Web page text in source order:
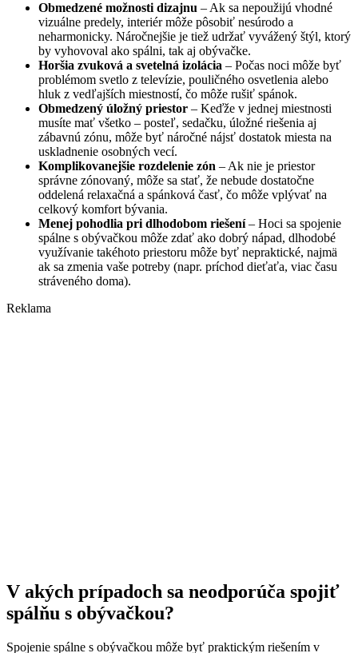
Obmedzené možnosti dizajnu – Ak sa nepoužijú vhodné
vizuálne predely, interiér môže pôsobiť nesúrodo a
neharmonicky. Náročnejšie je tiež udržať vyvážený štýl, ktorý
by vyhovoval ako spálni, tak aj obývačke.
Horšia zvuková a svetelná izolácia – Počas noci môže byť
problémom svetlo z televízie, pouličného osvetlenia alebo
hluk z vedľajších miestností, čo môže rušiť spánok.
Obmedzený úložný priestor – Keďže v jednej miestnosti
musíte mať všetko – posteľ, sedačku, úložné riešenia aj
zábavnú zónu, môže byť náročné nájsť dostatok miesta na
uskladnenie osobných vecí.
Komplikovanejšie rozdelenie zón – Ak nie je priestor
správne zónovaný, môže sa stať, že nebude dostatočne
oddelená relaxačná a spánková časť, čo môže vplývať na
celkový komfort bývania.
Menej pohodlia pri dlhodobom riešení– Hoci sa spojenie
spálne s obývačkou môže zdať ako dobrý nápad, dlhodobé
využívanie takéhoto priestoru môže byť nepraktické, najmä
ak sa zmenia vaše potreby (napr. príchod dieťaťa, viac času
stráveného doma).
Reklama
V akých prípadoch sa neodporúča spojiť
spálňu s obývačkou?
Spojenie spálne s obývačkou môže byť praktickým riešením v